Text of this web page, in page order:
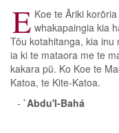
E Koe te Āriki
whakapaingia kia
Tōu kotahitanga, kia inu
ia ki te mataora me te
kakara pū. Ko Koe te
Katoa, te Kite-Katoa.
- `Abdu'l-Bahá